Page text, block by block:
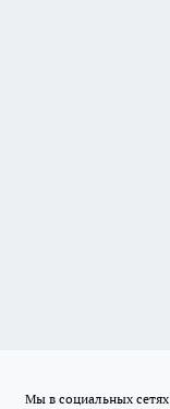
Мы в социальных сетях